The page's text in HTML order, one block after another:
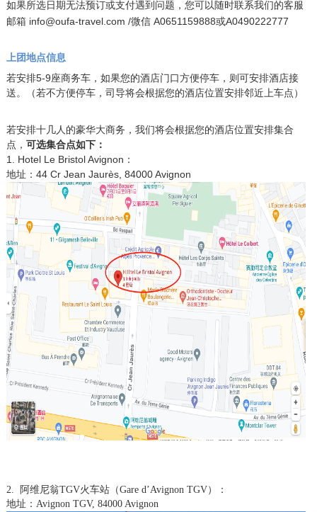
如果所选日期无法预订或支付遇到问题，您可以随时联系我们的客服
邮箱 info@oufa-travel.com /微信 A0651159888或A0490222777
上团地点信息
若安排5-9座商务车，如果您的酒店门口方便停车，则可安排酒店接
送。（若不方便停车，司导将会根据您的酒店位置安排邻近上车点）
若安排十几人的豪华大商务，我们将会根据您的酒店位置安排集合
点， 可选集合点如下：
1. Hotel Le Bristol Avignon ：
地址 ：44 Cr Jean Jaurès, 84000 Avignon
2. 阿维尼翁TGV火车站（Gare d’Avignon TGV）：
地址：Avignon TGV, 84000 Avignon